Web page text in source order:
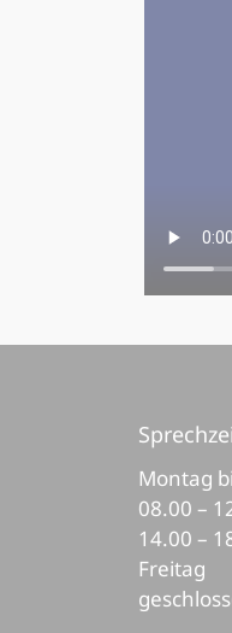
Montag
08.00 –
14.00 –
Freitag